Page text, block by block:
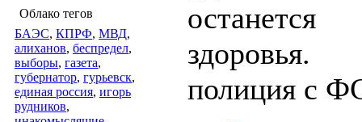
Облако тегов
БАЭС, КПРФ, МВД,
алиханов, беспредел,
выборы, газета,
губернатор, гурьевск,
единая россия, игорь
рудников,
полиция с